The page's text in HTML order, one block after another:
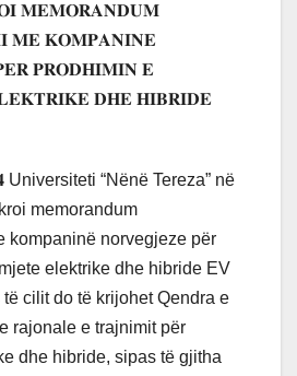
𝐌𝐄𝐌𝐎𝐑𝐀𝐍𝐃𝐔𝐌
𝐌𝐄 𝐊𝐎𝐌𝐏𝐀𝐍𝐈𝐍𝐄
𝐏𝐑𝐎𝐃𝐇𝐈𝐌𝐈𝐍 𝐄
𝐃𝐇𝐄 𝐇𝐈𝐁𝐑𝐈𝐃𝐄
Universiteti “Nënë Tereza” në
memorandum
kompaninë norvegjeze për
elektrike dhe hibride EV
cilit do të krijohet Qendra e
rajonale e trajnimit për
dhe hibride, sipas të gjitha